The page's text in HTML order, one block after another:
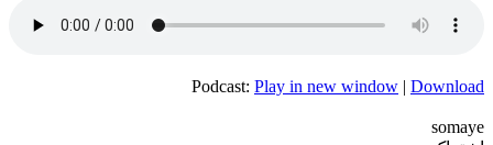
Podcast: Play in new window | Download
somaye